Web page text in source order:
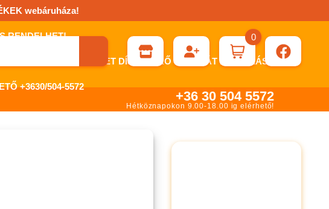
webáruháza!
ESETÉN KÉRHET DÍJBEKÉRŐ SZÁMLÁT ÁTUTALÁSHOZ.
+3630/504-5572
0
+36 30 504 5572
Hétköznapokon 9.00-18.00 ig elérhető!